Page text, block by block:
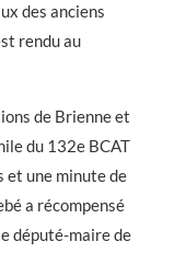
des anciens
rendu au
de Brienne et
du 132e BCAT
et une minute de
a récompensé
député-maire de